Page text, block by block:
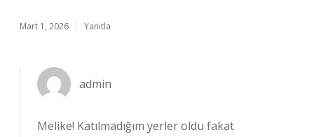
Mart 1, 2026 Yanıtla
admin
Melike! Katılmadığım yerler oldu fakat